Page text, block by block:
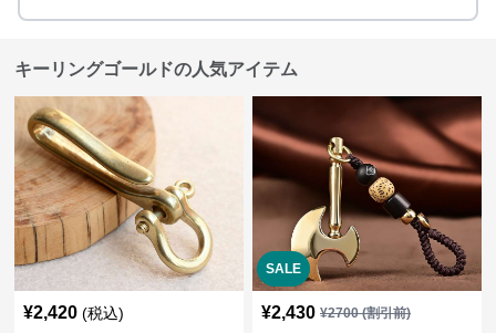
キーリングゴールドの人気アイテム
¥2,420 (税込)
SALE
¥2,430 ¥2700(割引前)